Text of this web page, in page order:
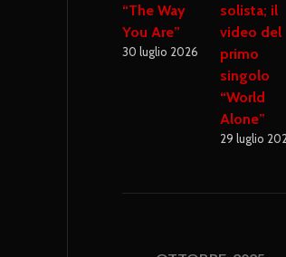
“The Way
You Are”
30 luglio 2026
solista; il
video del
primo
singolo
“World
Alone”
29 luglio